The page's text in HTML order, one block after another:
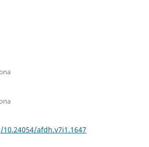
afdh.v7i1.1647